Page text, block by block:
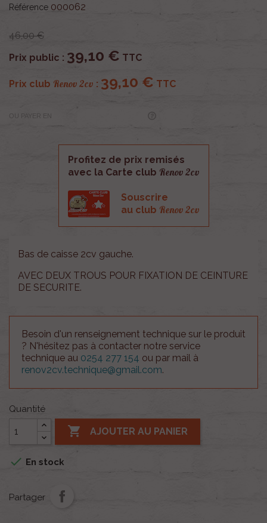
Référence 000062
46,00 €
Prix public : 39,10 € TTC
Prix club Renov 2cv : 39,10 € TTC
OU PAYER EN
Profitez de prix remisés
avec la Carte club Renov 2cv
Souscrire
au club Renov 2cv
Bas de caisse 2cv gauche.
AVEC DEUX TROUS POUR FIXATION DE CEINTURE
DE SECURITE.
Besoin d'un renseignement technique sur le produit
? N'hésitez pas à contacter notre service
technique au 0254 277 154 ou par mail à
renov2cv.technique@gmail.com.
Quantité
 AJOUTER AU PANIER
 En stock
Partager